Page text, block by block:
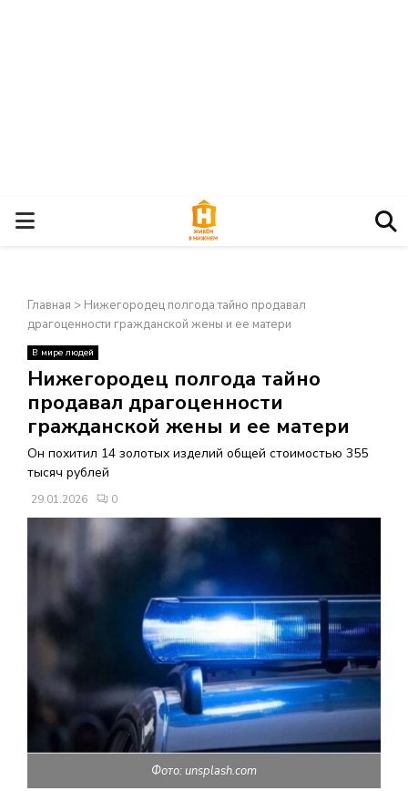
О
Н
О
В
Н
О
М
Ю
Главная > Нижегородец полгода тайно продавал
драгоценности гражданской жены и ее матери
В мире людей
Нижегородец полгода тайно
продавал драгоценности
гражданской жены и ее матери
Он похитил 14 золотых изделий общей стоимостью 355
тысяч рублей
29.01.2026 0
Фото: unsplash.com